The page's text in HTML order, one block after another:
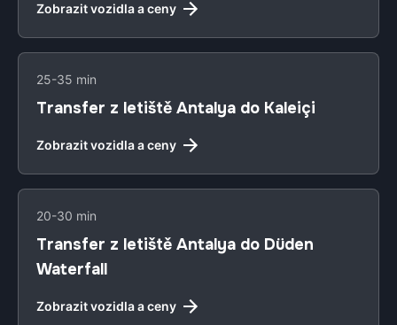
Zobrazit vozidla a ceny
25-35 min
Transfer z letiště Antalya do Kaleiçi
Zobrazit vozidla a ceny
20-30 min
Transfer z letiště Antalya do Düden
Waterfall
Zobrazit vozidla a ceny